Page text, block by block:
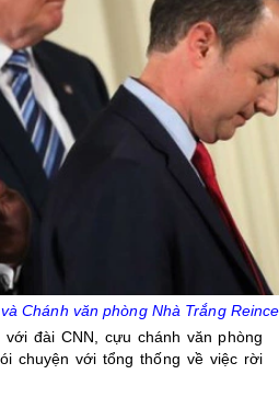
Chánh văn phòng Nhà Trắng
đài CNN, cựu chánh văn phòng
chuyện với tổng thống về việc rời